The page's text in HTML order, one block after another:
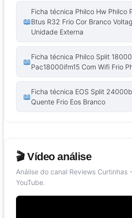
📖
Ficha técnica Philco Hw Philco
Btus R32 Frio Cor Branco
Unidade Externa
📖
Ficha técnica Philco Split
Pac18000ifm15 Com Wifi Frio
📖
Ficha técnica EOS Split
Quente Frio Eos Branco
🎬 Vídeo análise
Análise do canal Reviews Curtinhas
YouTube.